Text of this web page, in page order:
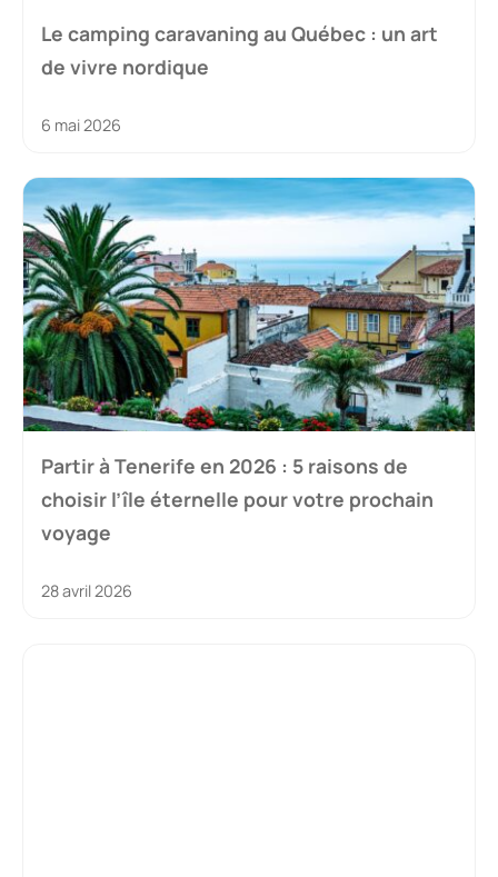
Le camping caravaning au Québec : un art
de vivre nordique
6 mai 2026
Partir à Tenerife en 2026 : 5 raisons de
choisir l’île éternelle pour votre prochain
voyage
28 avril 2026